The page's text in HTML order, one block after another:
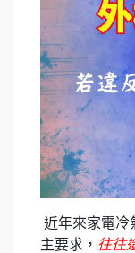
近年來家電冷
主要求， 往往